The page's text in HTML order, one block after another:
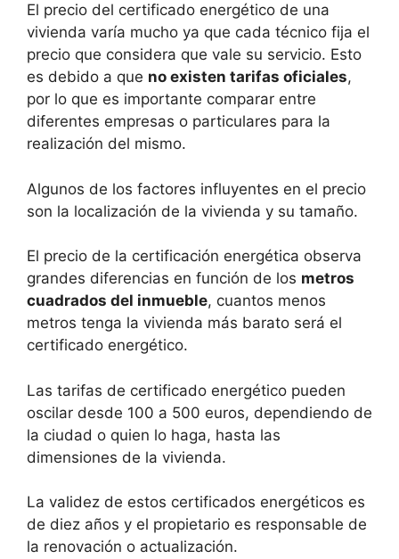
El precio del certificado energético de una
vivienda varía mucho ya que cada técnico fija el
precio que considera que vale su servicio. Esto
es debido a que no existen tarifas oficiales,
por lo que es importante comparar entre
diferentes empresas o particulares para la
realización del mismo.
Algunos de los factores influyentes en el precio
son la localización de la vivienda y su tamaño.
El precio de la certificación energética observa
grandes diferencias en función de los metros
cuadrados del inmueble, cuantos menos
metros tenga la vivienda más barato será el
certificado energético.
Las tarifas de certificado energético pueden
oscilar desde 100 a 500 euros, dependiendo de
la ciudad o quien lo haga, hasta las
dimensiones de la vivienda.
La validez de estos certificados energéticos es
de diez años y el propietario es responsable de
la renovación o actualización.